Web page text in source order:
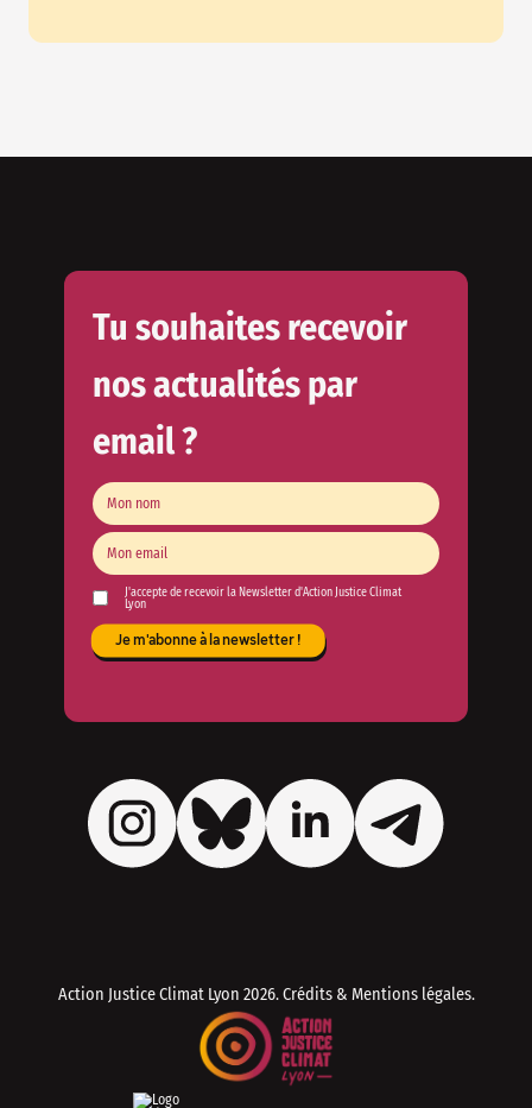
Tu souhaites recevoir
nos actualités par
email ?
J'accepte de recevoir la Newsletter d'Action Justice Climat
Lyon
Action Justice Climat Lyon 2026. Crédits & Mentions légales.